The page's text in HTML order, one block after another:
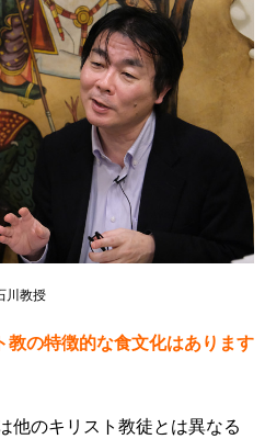
川教授
の特徴的な食文化はあります
他のキリスト教徒とは異なる